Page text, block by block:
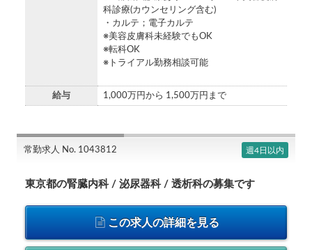
科診療(カウンセリング含む)
・カルテ；電子カルテ
※美容皮膚科未経験でもOK
※転科OK
※トライアル勤務相談可能
給与 1,000万円から 1,500万円まで
常勤求人 No. 1043812 週4日以内
東京都の腎臓内科 / 泌尿器科 / 透析科の募集です
この求人の詳細を見る